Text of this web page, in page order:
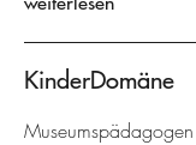
KinderDomäne